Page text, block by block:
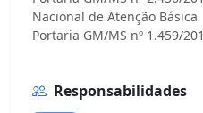
Nacional de Atenção Básica
Responsabilidades